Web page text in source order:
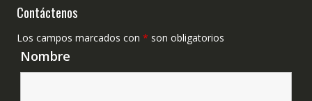
Contáctenos
Los campos marcados con * son obligatorios
Nombre